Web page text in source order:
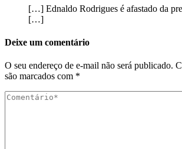
[…] Ednaldo Rodrigues é afastado da
[…]
Deixe um comentário
O seu endereço de e-mail não será publicado.
são marcados com *